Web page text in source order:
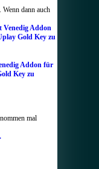
dann auch
Addon für
Key zu
mal